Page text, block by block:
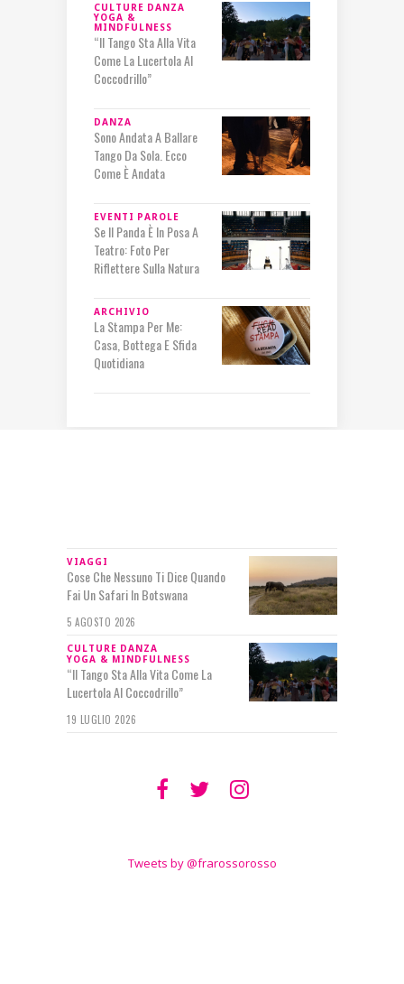
CULTURE DANZA
YOGA &
MINDFULNESS
“Il Tango Sta Alla Vita
Come La Lucertola Al
Coccodrillo”
DANZA
Sono Andata A Ballare
Tango Da Sola. Ecco
Come È Andata
EVENTI PAROLE
Se Il Panda È In Posa A
Teatro: Foto Per
Riflettere Sulla Natura
ARCHIVIO
La Stampa Per Me:
Casa, Bottega E Sfida
Quotidiana
VIAGGI
Cose Che Nessuno Ti Dice Quando
Fai Un Safari In Botswana
5 AGOSTO 2026
CULTURE DANZA
YOGA & MINDFULNESS
“Il Tango Sta Alla Vita Come La
Lucertola Al Coccodrillo”
19 LUGLIO 2026
Tweets by @frarossorosso